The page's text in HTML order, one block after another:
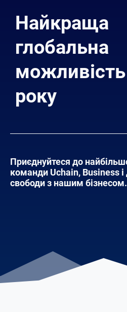
Найкраща
глобальна
року
Приєднуйтеся до
команди Uchain, Business і
свободи з нашим бізнесом.